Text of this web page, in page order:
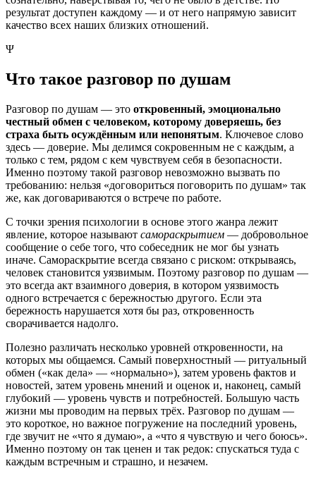
результат доступен каждому — и от него напрямую зависит
качество всех наших близких отношений.
Ψ
Что такое разговор по душам
Разговор по душам — это откровенный, эмоционально
честный обмен с человеком, которому доверяешь, без
страха быть осуждённым или непонятым. Ключевое слово
здесь — доверие. Мы делимся сокровенным не с каждым, а
только с тем, рядом с кем чувствуем себя в безопасности.
Именно поэтому такой разговор невозможно вызвать по
требованию: нельзя «договориться поговорить по душам» так
же, как договариваются о встрече по работе.
С точки зрения психологии в основе этого жанра лежит
явление, которое называют самораскрытием — добровольное
сообщение о себе того, что собеседник не мог бы узнать
иначе. Самораскрытие всегда связано с риском: открываясь,
человек становится уязвимым. Поэтому разговор по душам —
это всегда акт взаимного доверия, в котором уязвимость
одного встречается с бережностью другого. Если эта
бережность нарушается хотя бы раз, откровенность
сворачивается надолго.
Полезно различать несколько уровней откровенности, на
которых мы общаемся. Самый поверхностный — ритуальный
обмен («как дела» — «нормально»), затем уровень фактов и
новостей, затем уровень мнений и оценок и, наконец, самый
глубокий — уровень чувств и потребностей. Большую часть
жизни мы проводим на первых трёх. Разговор по душам —
это короткое, но важное погружение на последний уровень,
где звучит не «что я думаю», а «что я чувствую и чего боюсь».
Именно поэтому он так ценен и так редок: спускаться туда с
каждым встречным и страшно, и незачем.